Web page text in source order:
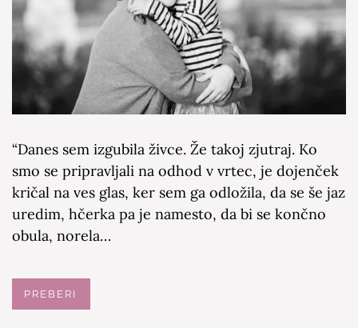
“Danes sem izgubila živce. Že takoj zjutraj. Ko
smo se pripravljali na odhod v vrtec, je dojenček
kričal na ves glas, ker sem ga odložila, da se še jaz
uredim, hčerka pa je namesto, da bi se končno
obula, norela…
PREBERI